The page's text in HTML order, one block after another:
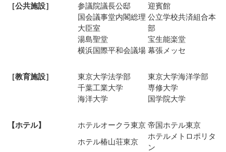
［公共施設］ 参議院議長公邸
迎賓館
国会議事堂内閣総理
大臣室
公立学校共済組合本
部
湯島聖堂
宝生能楽堂
横浜国際平和会議場 幕張メッセ
［教育施設］ 東京大学法学部
東京大学海洋学部
千葉工業大学
専修大学
海洋大学
国学院大学
【ホテル】 ホテルオークラ東京 帝国ホテル東京
ホテル椿山荘東京
ホテルメトロポリタ
ン